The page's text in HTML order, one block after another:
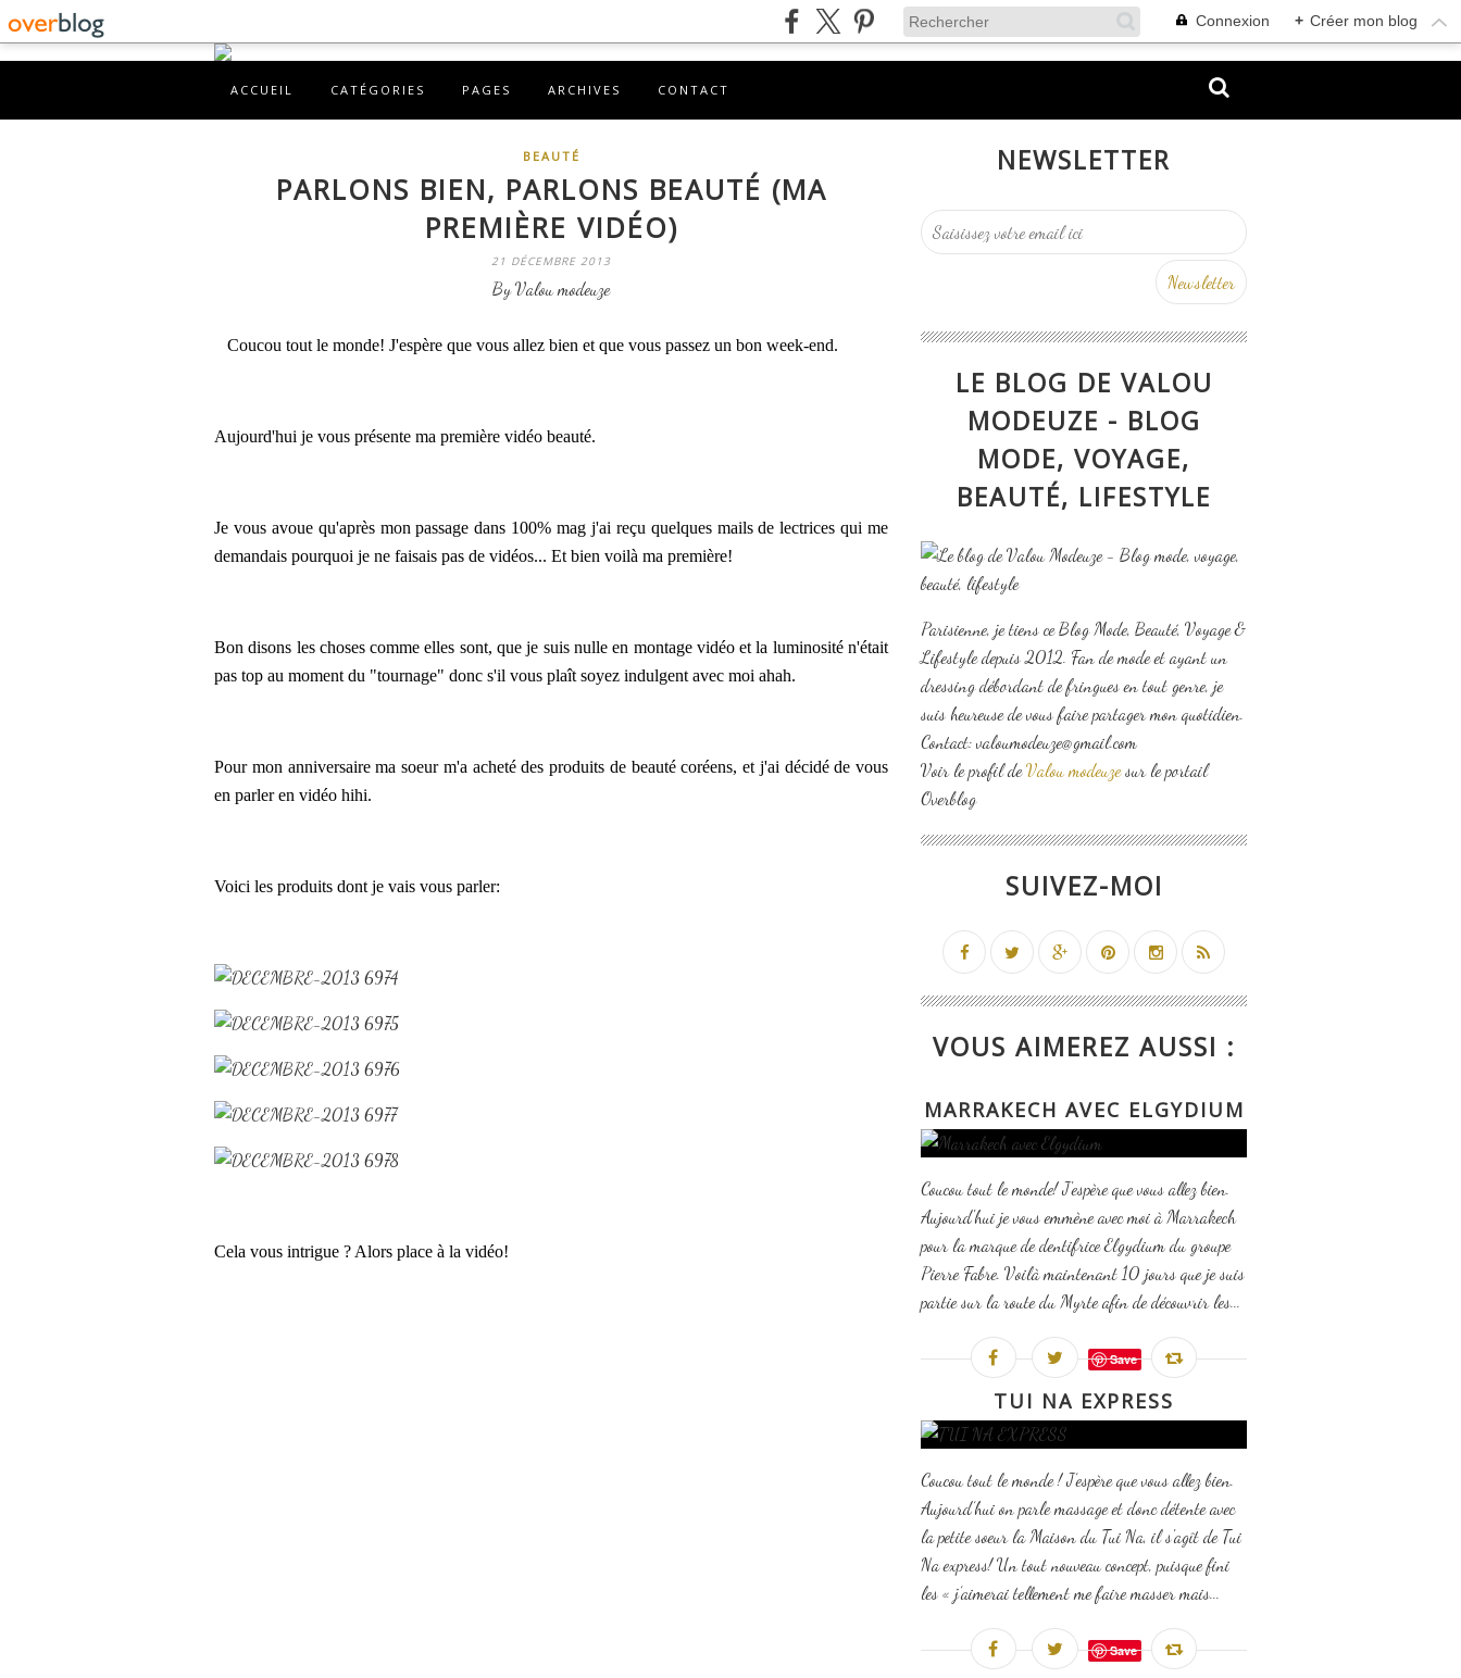
Connexion + Créer mon blog
ACCUEIL CATÉGORIES PAGES ARCHIVES CONTACT
BEAUTÉ
PARLONS BIEN, PARLONS BEAUTÉ (MA
PREMIÈRE VIDÉO)
21 DÉCEMBRE 2013
By Valou modeuze
Coucou tout le monde! J'espère que vous allez bien et que vous passez un bon week-end.
Aujourd'hui je vous présente ma première vidéo beauté.
Je vous avoue qu'après mon passage dans 100% mag j'ai reçu quelques mails de lectrices qui me
demandais pourquoi je ne faisais pas de vidéos... Et bien voilà ma première!
Bon disons les choses comme elles sont, que je suis nulle en montage vidéo et la luminosité n'était
pas top au moment du "tournage" donc s'il vous plaît soyez indulgent avec moi ahah.
Pour mon anniversaire ma soeur m'a acheté des produits de beauté coréens, et j'ai décidé de vous
en parler en vidéo hihi.
Voici les produits dont je vais vous parler:
Cela vous intrigue ? Alors place à la vidéo!
NEWSLETTER
LE BLOG DE VALOU
MODEUZE - BLOG
MODE, VOYAGE,
BEAUTÉ, LIFESTYLE
Parisienne, je tiens ce Blog Mode, Beauté, Voyage &
Lifestyle depuis 2012. Fan de mode et ayant un
dressing débordant de fringues en tout genre, je
suis heureuse de vous faire partager mon quotidien.
Contact: valoumodeuze@gmail.com
Voir le profil deValou modeuzesur le portail
Overblog
SUIVEZ-MOI
VOUS AIMEREZ AUSSI :
MARRAKECH AVEC ELGYDIUM
Coucou tout le monde! J'espère que vous allez bien.
Aujourd'hui je vous emmène avec moi à Marrakech
pour la marque de dentifrice Elgydium du groupe
Pierre Fabre. Voilà maintenant 10 jours que je suis
partie sur la route du Myrte afin de découvrir les...
Save
TUI NA EXPRESS
Coucou tout le monde ! J’espère que vous allez bien.
Aujourd’hui on parle massage et donc détente avec
la petite soeur la Maison du Tui Na, il s'agît de Tui
Na express! Un tout nouveau concept, puisque fini
les « j’aimerai tellement me faire masser mais...
Save